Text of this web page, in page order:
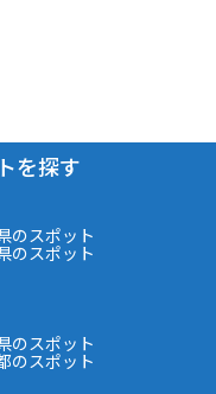
を探す
のスポット
のスポット
のスポット
のスポット